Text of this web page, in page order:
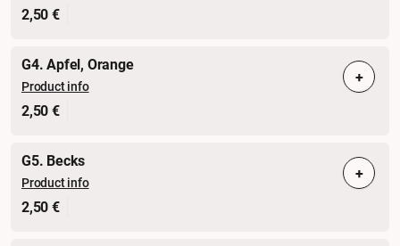
2,50 €
G4. Apfel, Orange
Product info
2,50 €
+
G5. Becks
Product info
2,50 €
+